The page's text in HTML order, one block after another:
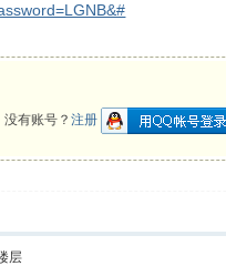
没有账号？注册
层